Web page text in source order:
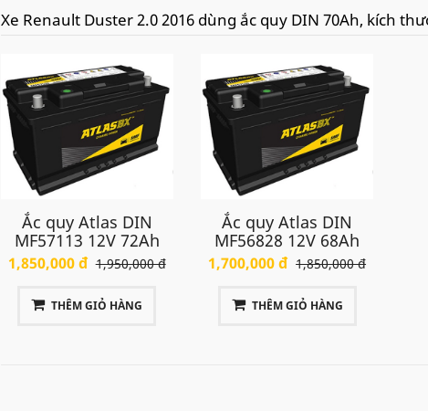
Xe Renault Duster 2.0 2016 dùng ắc quy DIN 70Ah, kích
Ắc quy Atlas DIN
MF57113 12V 72Ah
1,850,000 đ 1,950,000 đ
THÊM GIỎ HÀNG
Ắc quy Atlas DIN
MF56828 12V 68Ah
1,700,000 đ 1,850,000 đ
THÊM GIỎ HÀNG